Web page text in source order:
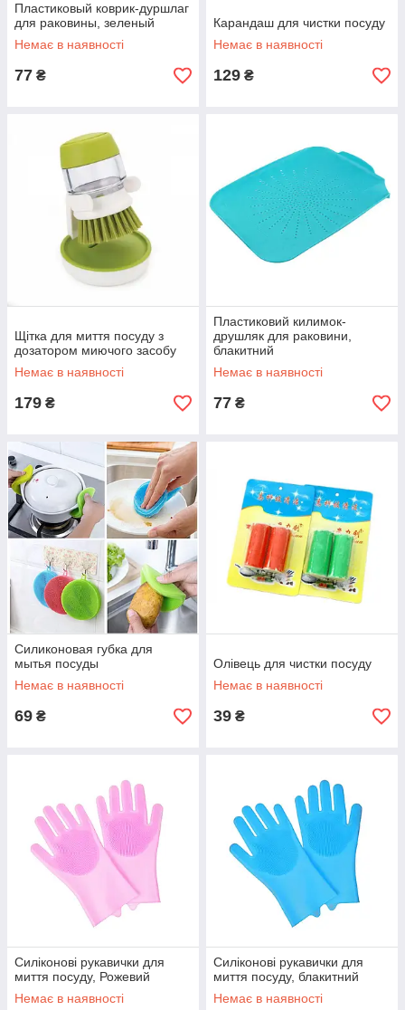
Пластиковый коврик-дуршлаг
для раковины, зеленый
Немає в наявності
77 ₴
Карандаш для чистки посуду
Немає в наявності
129 ₴
Щітка для миття посуду з
дозатором миючого засобу
Немає в наявності
179 ₴
Пластиковий килимок-
друшляк для раковини,
блакитний
Немає в наявності
77 ₴
Силиконовая губка для
мытья посуды
Немає в наявності
69 ₴
Олівець для чистки посуду
Немає в наявності
39 ₴
Силіконові рукавички для
миття посуду, Рожевий
Немає в наявності
Силіконові рукавички для
миття посуду, блакитний
Немає в наявності